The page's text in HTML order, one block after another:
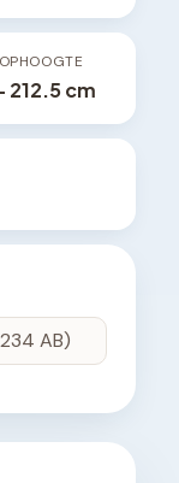
212.5 cm